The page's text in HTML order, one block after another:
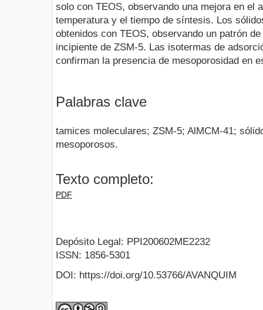
solo con TEOS, observando una mejora en el
temperatura y el tiempo de síntesis. Los
obtenidos con TEOS, observando un patrón
incipiente de ZSM-5. Las isotermas de
confirman la presencia de mesoporosidad en
Palabras clave
tamices moleculares; ZSM-5; AlMCM-41;
mesoporosos.
Texto completo:
PDF
Depósito Legal: PPI200602ME2232
ISSN: 1856-5301
DOI: https://doi.org/10.53766/AVANQUIM